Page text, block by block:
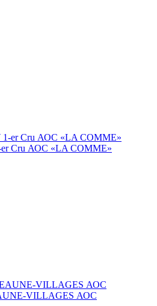
Cru АОС «LA COMME»
VILLAGES АОС